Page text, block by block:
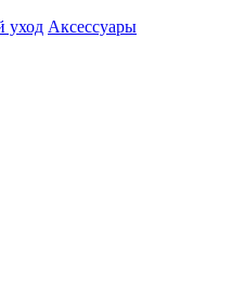
уход Аксессуары